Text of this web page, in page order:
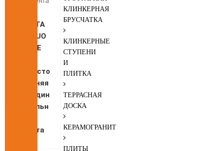
КЛИНКЕРНАЯ
БРУСЧАТКА
КЛИНКЕРНЫЕ
СТУПЕНИ
И
ПЛИТКА
ТЕРРАСНАЯ
ДОСКА
КЕРАМОГРАНИТ
ПЛИТЫ
DELTA
®-DUO
TAPE
Двусто
ронняя
соедин
ительн
лента